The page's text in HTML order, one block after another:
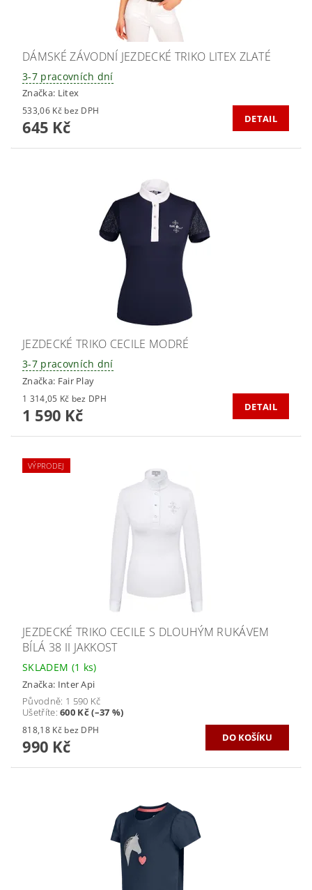
DÁMSKÉ ZÁVODNÍ JEZDECKÉ TRIKO LITEX ZLATÉ
3-7 pracovních dní
Značka: Litex
533,06 Kč bez DPH
645 Kč DETAIL
JEZDECKÉ TRIKO CECILE MODRÉ
3-7 pracovních dní
Značka: Fair Play
1 314,05 Kč bez DPH
1 590 Kč DETAIL
VÝPRODEJ
JEZDECKÉ TRIKO CECILE S DLOUHÝM RUKÁVEM
BÍLÁ 38 II JAKKOST
SKLADEM (1 ks)
Značka: Inter Api
Původně: 1 590 Kč
Ušetříte:600 Kč (–37 %)
818,18 Kč bez DPH
990 Kč